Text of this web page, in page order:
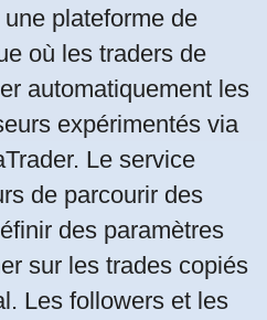
plateforme de
où les traders de
automatiquement les
expérimentés via
Le service
de parcourir des
des paramètres
sur les trades copiés
Les followers et les